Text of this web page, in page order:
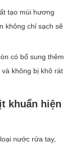
tạo mùi hương
không chỉ sạch sẽ
có bổ sung thêm
không bị khô rát
khuẩn hiện
nước rửa tay,